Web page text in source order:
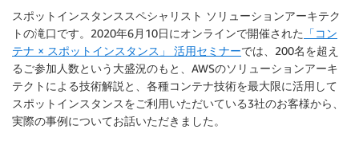
スポットインスタンススペシャリスト ソリューションアーキテク
トの滝口です。2020年6月10日にオンラインで開催された 「コン
テナ × スポットインスタンス」 活用セミナーでは、200名を超え
るご参加人数という大盛況のもと、AWSのソリューションアーキ
テクトによる技術解説と、各種コンテナ技術を最大限に活用して
スポットインスタンスをご利用いただいている3社のお客様から、
実際の事例についてお話いただきました。